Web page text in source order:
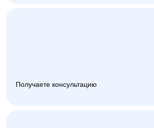
Получаете консультацию